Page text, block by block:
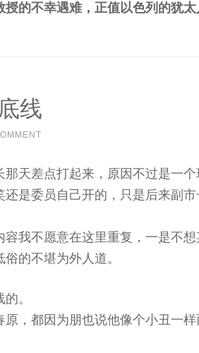
授的不幸遇难，正值以色列的犹太
线
天差点打起来，原因不过是一个
还是委员自己开的，只是后来副
容我不愿意在这里重复，一是不
的不堪为外人道。
。
原，都因为朋也说他像个小丑一